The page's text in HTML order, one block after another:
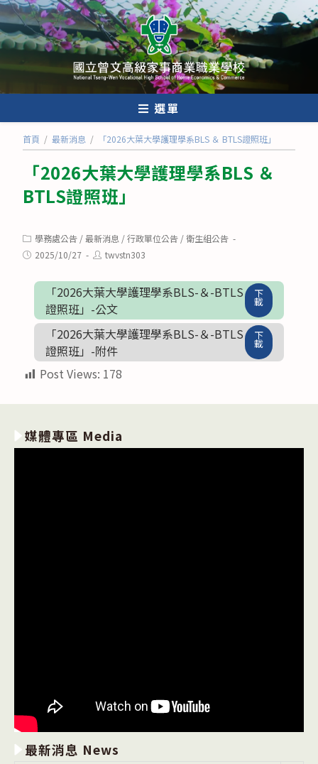
跳
轉
至
內
選單
首頁 / 最新消息 / 「2026大葉大學護理學系BLS ＆ BTLS證照班」
「2026大葉大學護理學系BLS ＆
BTLS證照班」
Post
category:
學務處公告 /最新消息 /行政單位公告 /衛生組公告
Post2025/10/27
Posttwvstn303
「2026大葉大學護理學系BLS-＆-BTLS
證照班」-公文
下
載
「2026大葉大學護理學系BLS-＆-BTLS
證照班」-附件
下
載
Post Views: 178
媒體專區 Media
最新消息 News